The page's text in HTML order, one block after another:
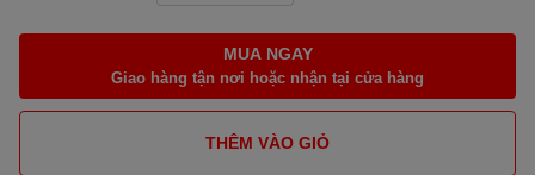
MUA NGAY
Giao hàng tận nơi hoặc nhận tại cửa hàng
THÊM VÀO GIỎ